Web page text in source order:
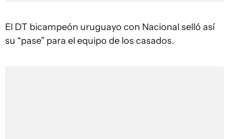
El DT bicampeón uruguayo con Nacional selló así
su “pase” para el equipo de los casados.